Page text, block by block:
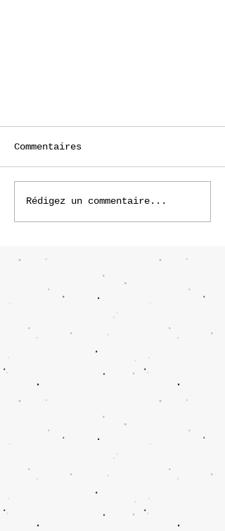
Volte-face du Conseil
Jeunesse et Sport
Commentaires
Rédigez un commentaire...